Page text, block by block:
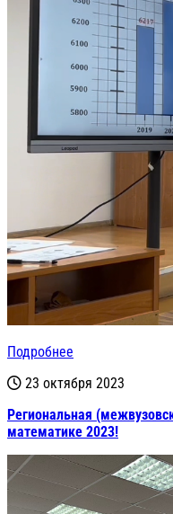
Подробнее
23 октября 2023
Региональная
математике 2023!